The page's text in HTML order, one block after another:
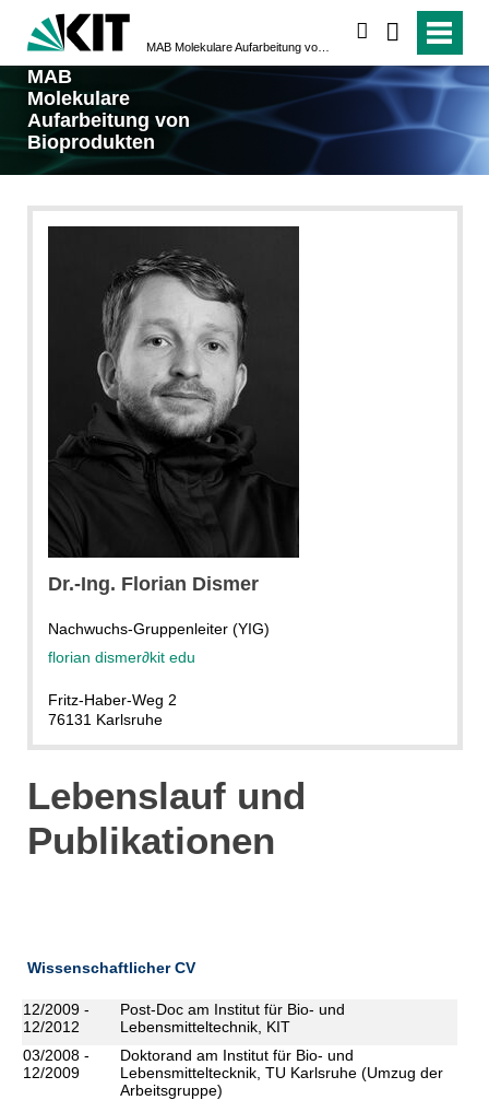
MAB
Molekulare
Aufarbeitung von
Bioprodukten
Dr.-Ing. Florian Dismer
Nachwuchs-Gruppenleiter (YIG)
florian dismer∂kit edu
Fritz-Haber-Weg 2
76131 Karlsruhe
Lebenslauf und
Publikationen
Wissenschaftlicher CV
12/2009 -
12/2012
Post-Doc am Institut für Bio- und
Lebensmitteltechnik, KIT
03/2008 -
12/2009
Doktorand am Institut für Bio- und
Lebensmitteltecknik, TU Karlsruhe (Umzug der
Arbeitsgruppe)